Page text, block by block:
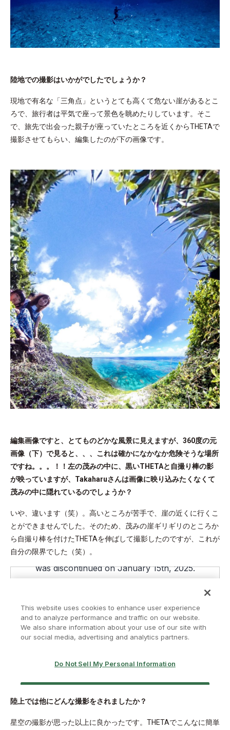
陸地での撮影はいかがでしたでしょうか？
現地で有名な「三角点」というとても高くて危ない崖があるとこ
ろで、旅行者は平気で座って景色を眺めたりしています。そこ
で、旅先で出会った親子が座っていたところを近くからTHETAで
撮影させてもらい、編集したのが下の画像です。
編集画像ですと、とてものどかな風景に見えますが、360度の元
画像（下）で見ると、、、これは確かになかなか危険そうな場所
ですね。。。！！左の茂みの中に、黒いTHETAと自撮り棒の影
が映っていますが、Takaharuさんは画像に映り込みたくなくて
茂みの中に隠れているのでしょうか？
いや、違います（笑）。高いところが苦手で、崖の近くに行くこ
とができませんでした。そのため、茂みの崖ギリギリのところか
ら自撮り棒を付けたTHETAを伸ばして撮影したのですが、これが
自分の限界でした（笑）。
陸上では他にどんな撮影をされましたか？
星空の撮影が思った以上に良かったです。THETAでこんなに簡単